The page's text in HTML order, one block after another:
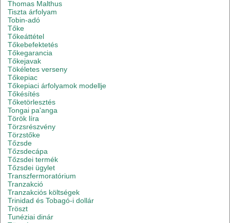
Thomas Malthus
Tiszta árfolyam
Tobin-adó
Tőke
Tőkeáttétel
Tőkebefektetés
Tőkegarancia
Tőkejavak
Tökéletes verseny
Tőkepiac
Tőkepiaci árfolyamok modellje
Tőkésítés
Tőketörlesztés
Tongai pa'anga
Török líra
Törzsrészvény
Törzstőke
Tőzsde
Tőzsdecápa
Tőzsdei termék
Tőzsdei ügylet
Transzfermoratórium
Tranzakció
Tranzakciós költségek
Trinidad és Tobagó-i dollár
Tröszt
Tunéziai dinár